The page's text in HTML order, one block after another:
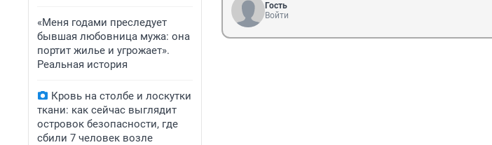
«Меня годами преследует
бывшая любовница мужа: она
портит жилье и угрожает».
Реальная история
Кровь на столбе и лоскутки
ткани: как сейчас выглядит
островок безопасности, где
сбили 7 человек возле
Гость
Войти